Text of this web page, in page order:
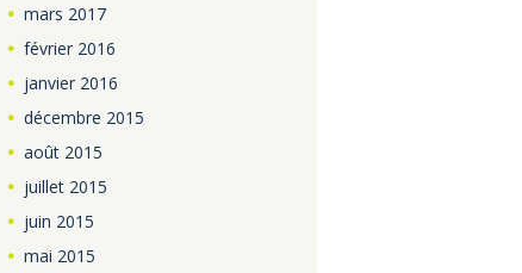
mars 2017
février 2016
janvier 2016
décembre 2015
août 2015
juillet 2015
juin 2015
mai 2015